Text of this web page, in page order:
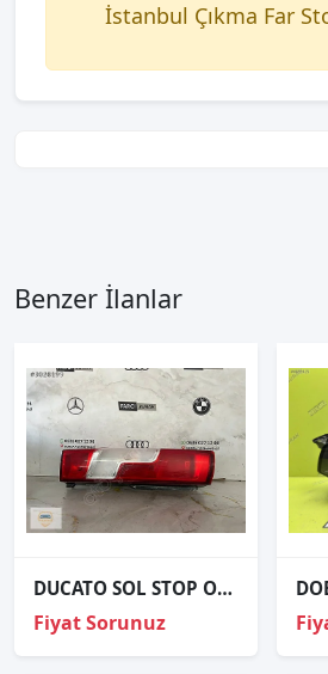
İstanbul Çıkma Far
Benzer İlanlar
DUCATO SOL STOP ORJİNAL
Fiyat Sorunuz